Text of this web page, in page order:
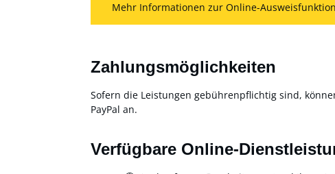
Mehr Informationen zur Online-Ausweisfunktion
Zahlungsmöglichkeiten
Sofern die Leistungen gebührenpflichtig sind,
PayPal an.
Verfügbare Online-